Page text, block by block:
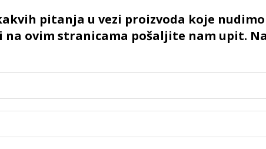
pitanja u vezi proizvoda koje
ovim stranicama pošaljite nam upit.